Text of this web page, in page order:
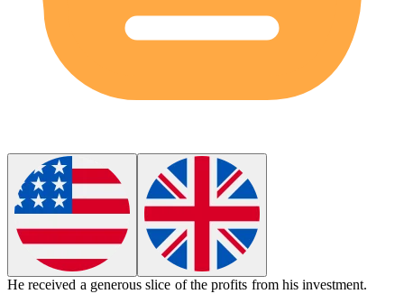
He received a generousslice of the profits from his investment.